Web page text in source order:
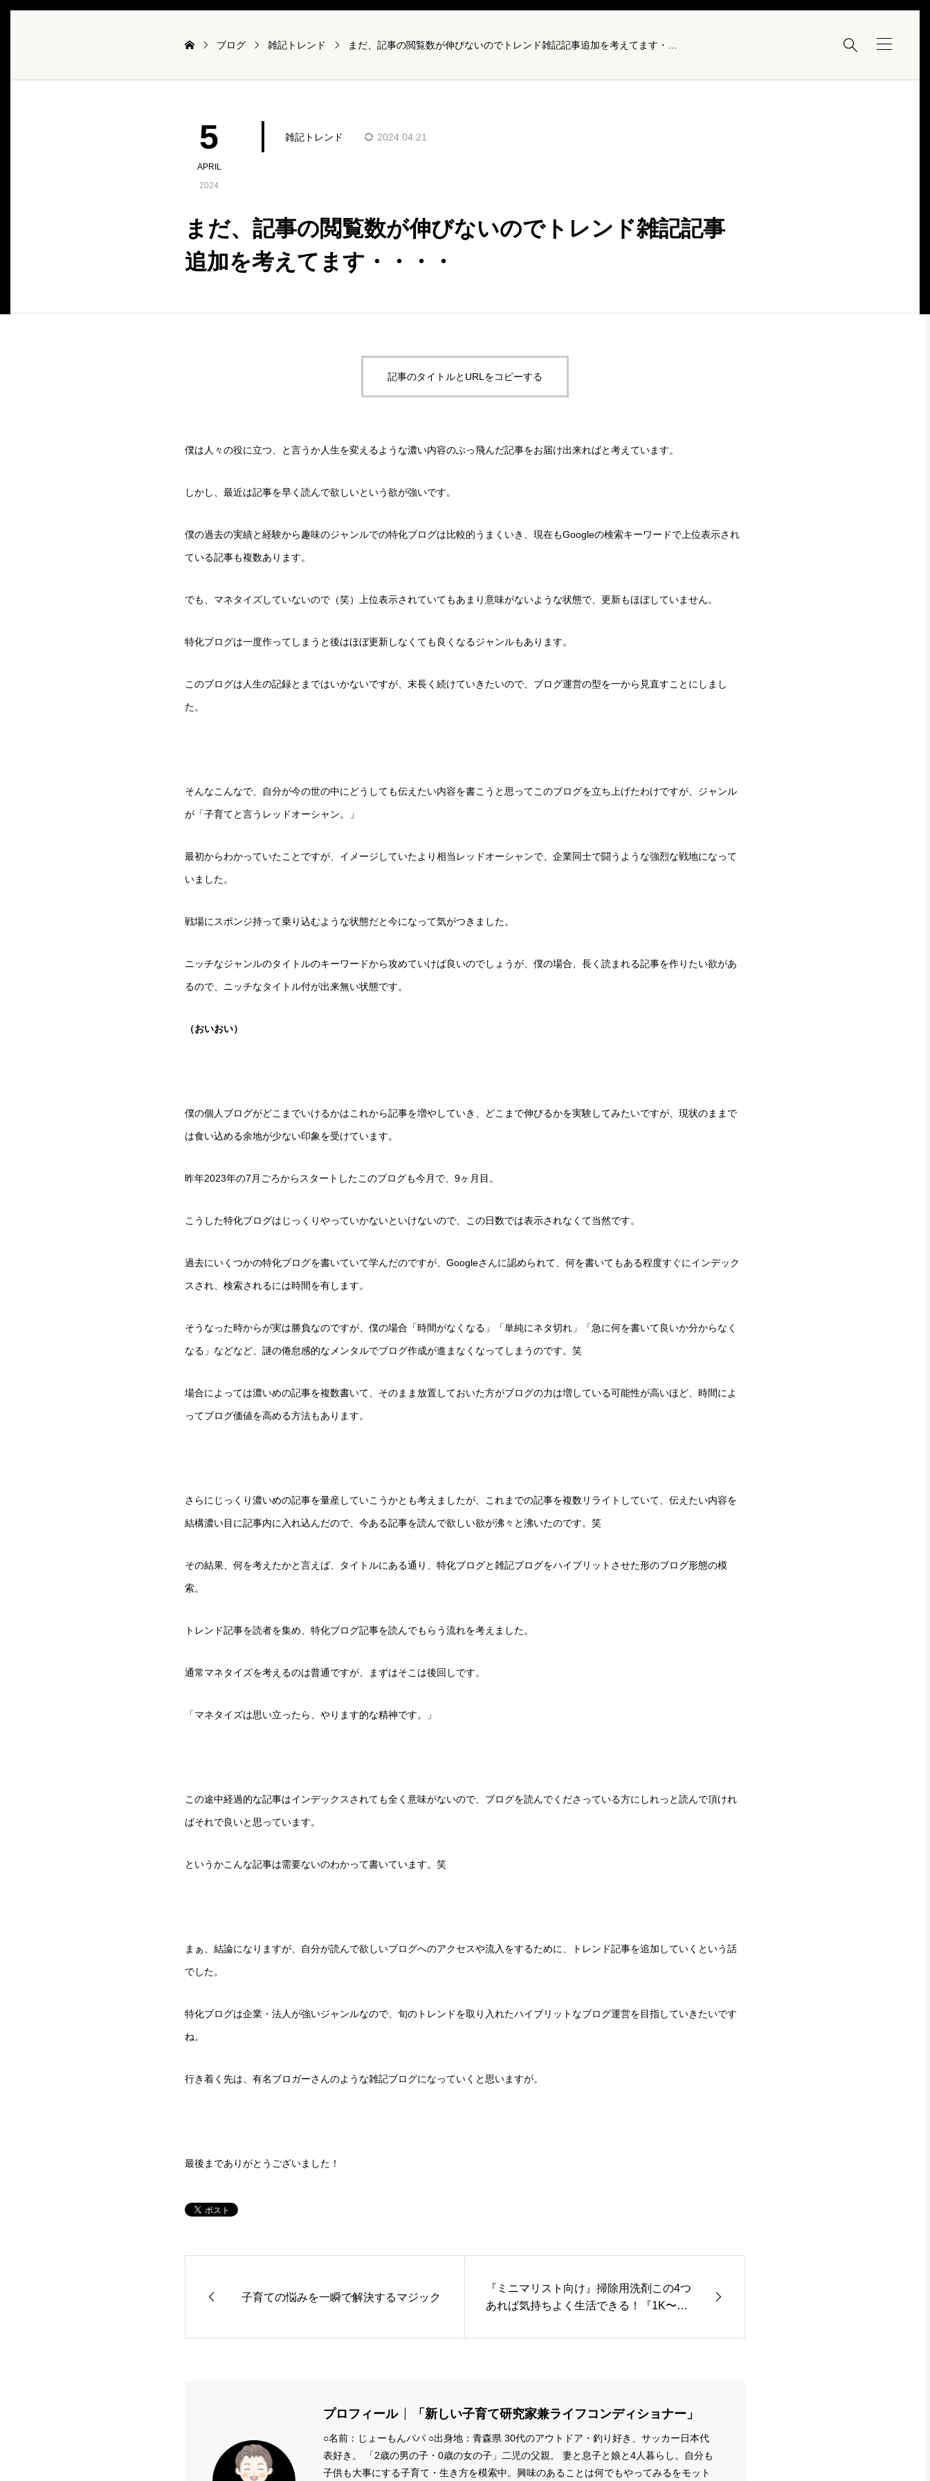

ブログ 雑記トレンド
5
APRIL
2024
雑記トレンド 2024.04.21
まだ、記事の閲覧数が伸びないのでトレンド雑記記事
追加を考えてます・・・・
記事のタイトルとURLをコピーする
僕は人々の役に立つ、と言うか人生を変えるような濃い内容のぶっ飛んだ記事をお届け出来ればと考えています。
しかし、最近は記事を早く読んで欲しいという欲が強いです。
僕の過去の実績と経験から趣味のジャンルでの特化ブログは比較的うまくいき、現在もGoogleの検索キーワードで上位表示され
ている記事も複数あります。
でも、マネタイズしていないので（笑）上位表示されていてもあまり意味がないような状態で、更新もほぼしていません。
特化ブログは一度作ってしまうと後はほぼ更新しなくても良くなるジャンルもあります。
このブログは人生の記録とまではいかないですが、末長く続けていきたいので、ブログ運営の型を一から見直すことにしまし
た。
そんなこんなで、自分が今の世の中にどうしても伝えたい内容を書こうと思ってこのブログを立ち上げたわけですが、ジャンル
が「子育てと言うレッドオーシャン。」
最初からわかっていたことですが、イメージしていたより相当レッドオーシャンで、企業同士で闘うような強烈な戦地になって
いました。
戦場にスポンジ持って乗り込むような状態だと今になって気がつきました。
ニッチなジャンルのタイトルのキーワードから攻めていけば良いのでしょうが、僕の場合、長く読まれる記事を作りたい欲があ
るので、ニッチなタイトル付が出来無い状態です。
（おいおい）
僕の個人ブログがどこまでいけるかはこれから記事を増やしていき、どこまで伸びるかを実験してみたいですが、現状のままで
は食い込める余地が少ない印象を受けています。
昨年2023年の7月ごろからスタートしたこのブログも今月で、9ヶ月目。
こうした特化ブログはじっくりやっていかないといけないので、この日数では表示されなくて当然です。
過去にいくつかの特化ブログを書いていて学んだのですが、Googleさんに認められて、何を書いてもある程度すぐにインデック
スされ、検索されるには時間を有します。
そうなった時からが実は勝負なのですが、僕の場合「時間がなくなる」「単純にネタ切れ」「急に何を書いて良いか分からなく
なる」などなど、謎の倦怠感的なメンタルでブログ作成が進まなくなってしまうのです。笑
場合によっては濃いめの記事を複数書いて、そのまま放置しておいた方がブログの力は増している可能性が高いほど、時間によ
ってブログ価値を高める方法もあります。
さらにじっくり濃いめの記事を量産していこうかとも考えましたが、これまでの記事を複数リライトしていて、伝えたい内容を
結構濃い目に記事内に入れ込んだので、今ある記事を読んで欲しい欲が沸々と沸いたのです。笑
その結果、何を考えたかと言えば、タイトルにある通り、特化ブログと雑記ブログをハイブリットさせた形のブログ形態の模
索。
トレンド記事を読者を集め、特化ブログ記事を読んでもらう流れを考えました。
通常マネタイズを考えるのは普通ですが、まずはそこは後回しです。
「マネタイズは思い立ったら、やります的な精神です。」
この途中経過的な記事はインデックスされても全く意味がないので、ブログを読んでくださっている方にしれっと読んで頂けれ
ばそれで良いと思っています。
というかこんな記事は需要ないのわかって書いています。笑
まぁ、結論になりますが、自分が読んで欲しいブログへのアクセスや流入をするために、トレンド記事を追加していくという話
でした。
特化ブログは企業・法人が強いジャンルなので、旬のトレンドを取り入れたハイブリットなブログ運営を目指していきたいです
ね。
行き着く先は、有名ブロガーさんのような雑記ブログになっていくと思いますが。
最後までありがとうございました！
子育ての悩みを一瞬で解決するマジック
『ミニマリスト向け』掃除用洗剤この4つ
あれば気持ちよく生活できる！『1K〜2D
プロフィール 「新しい子育て研究家兼ライフコンディショナー」
○名前：じょーもんパパ ○出身地：青森県 30代のアウトドア・釣り好き、サッカー日本代
表好き。 「2歳の男の子・0歳の女の子」二児の父親。 妻と息子と娘と4人暮らし。自分も
子供も大事にする子育て・生き方を模索中。興味のあることは何でもやってみるをモット